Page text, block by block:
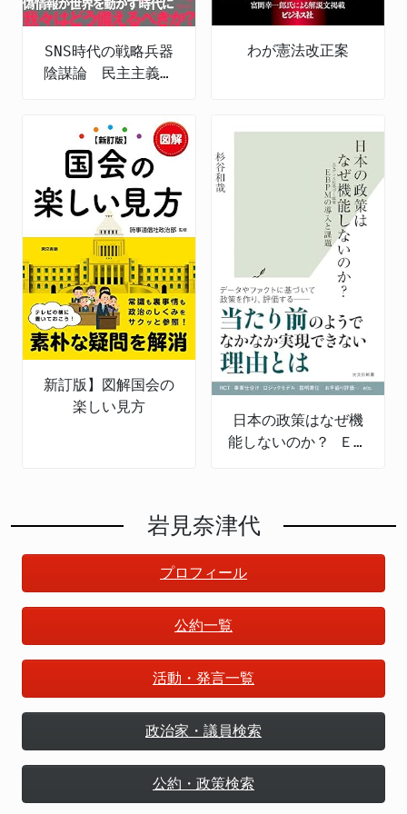
SNS時代の戦略兵器
陰謀論 民主主義を
わが憲法改正案
新訂版】図解国会の
楽しい見方
日本の政策はなぜ機
能しないのか？ ＥＢ
岩見奈津代
プロフィール
公約一覧
活動・発言一覧
政治家・議員検索
公約・政策検索